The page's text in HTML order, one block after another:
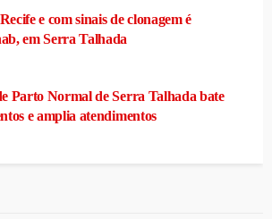
e com sinais de clonagem é
em Serra Talhada
Parto Normal de Serra Talhada bate
e amplia atendimentos